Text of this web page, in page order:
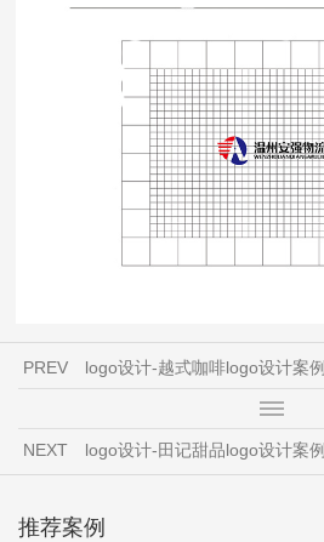
PREV logo设计-越式咖啡logo设计案例
NEXT logo设计-田记甜品logo设计案例
推荐案例